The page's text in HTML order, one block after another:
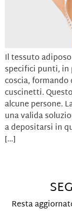
Il tessuto
specifici punti, in
coscia,
cuscinetti.
alcune persone.
una valida
a depositarsi in
[…]
Resta